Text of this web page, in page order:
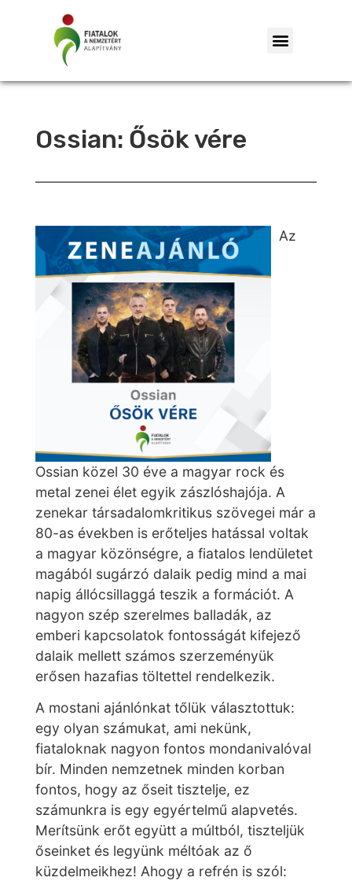
Ossian: Ősök vére
Az
Ossian közel 30 éve a magyar rock és
metal zenei élet egyik zászlóshajója. A
zenekar társadalomkritikus szövegei már a
80-as években is erőteljes hatással voltak
a magyar közönségre, a fiatalos lendületet
magából sugárzó dalaik pedig mind a mai
napig állócsillaggá teszik a formációt. A
nagyon szép szerelmes balladák, az
emberi kapcsolatok fontosságát kifejező
dalaik mellett számos szerzeményük
erősen hazafias töltettel rendelkezik.
A mostani ajánlónkat tőlük választottuk:
egy olyan számukat, ami nekünk,
fiataloknak nagyon fontos mondanivalóval
bír. Minden nemzetnek minden korban
fontos, hogy az őseit tisztelje, ez
számunkra is egy egyértelmű alapvetés.
Merítsünk erőt együtt a múltból, tiszteljük
őseinket és legyünk méltóak az ő
küzdelmeikhez! Ahogy a refrén is szól: